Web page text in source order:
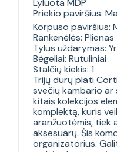
Lyluota MDP
Priekio paviršius:
Korpuso paviršius:
Rankenėlės: Plienas
Tylus uždarymas:
Bėgeliai: Rutuliniai
Stalčių kiekis: 1
Trijų durų plati
svečių kambario ar
kitais kolekcijos
komplektą, kuris
aranžuotėmis, tiek
aksesuarų. Šis
organizatorius.